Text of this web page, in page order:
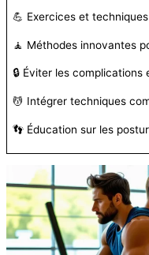
💪 Exercices et
🧘 Méthodes innovantes
🔒 Éviter les
💆 Intégrer techniques
👣 Éducation sur les